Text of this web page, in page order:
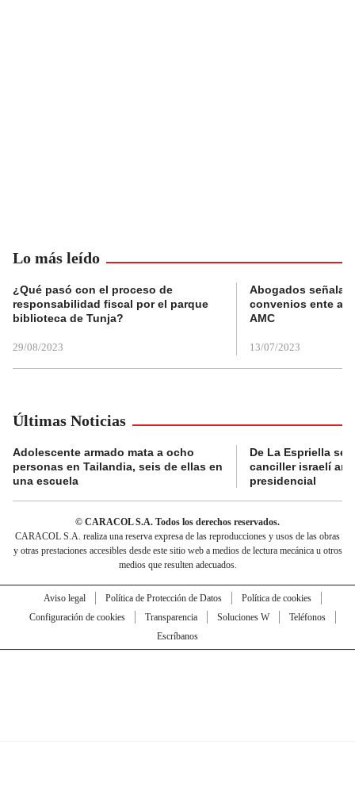
Lo más leído
¿Qué pasó con el proceso de
responsabilidad fiscal por el parque
biblioteca de Tunja?
29/08/2023
Abogados
convenios ente
AMC
13/07/2023
Últimas Noticias
Adolescente armado mata a ocho
personas en Tailandia, seis de ellas en
una escuela
De La Espriella se
canciller israelí
presidencial
© CARACOL S.A. Todos los derechos reservados.
CARACOL S.A. realiza una reserva expresa de las reproducciones y usos de las obras
y otras prestaciones accesibles desde este sitio web a medios de lectura mecánica u otros
medios que resulten adecuados.
Aviso legal Política de Protección de Datos
Política de cookies
Configuración de cookies
Transparencia Soluciones W
Teléfonos
Escríbanos